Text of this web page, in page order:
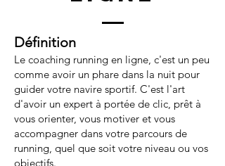
Définition
Le coaching running en ligne, c'est un peu
comme avoir un phare dans la nuit pour
guider votre navire sportif. C'est l'art
d'avoir un expert à portée de clic, prêt à
vous orienter, vous motiver et vous
accompagner dans votre parcours de
running, quel que soit votre niveau ou vos
objectifs.